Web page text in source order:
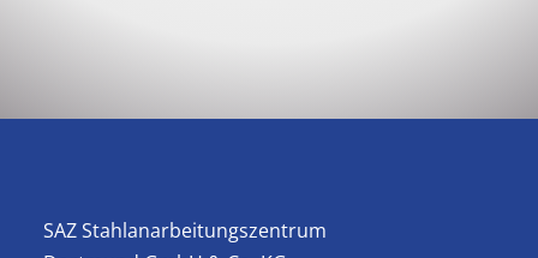
SAZ Stahlanarbeitungszentrum